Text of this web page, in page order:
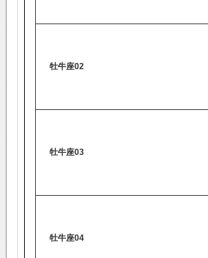
牡牛座02
牡牛座03
牡牛座04